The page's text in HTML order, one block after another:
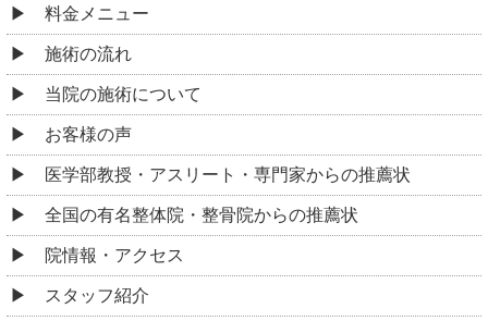
料金メニュー
施術の流れ
当院の施術について
お客様の声
医学部教授・アスリート・専門家からの推薦状
全国の有名整体院・整骨院からの推薦状
院情報・アクセス
スタッフ紹介